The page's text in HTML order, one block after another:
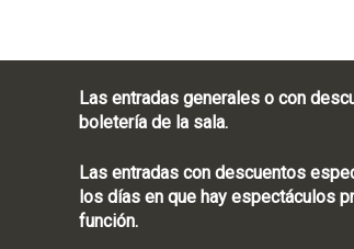
Las entradas generales o con
boletería de la sala.
Las entradas con descuentos
los días en que hay espectáculos
función.